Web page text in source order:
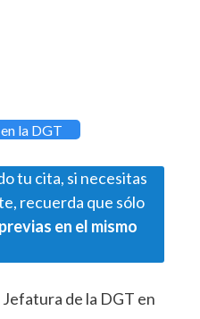
la DGT
tu cita, si necesitas
recuerda que sólo
en el mismo
de la DGT en